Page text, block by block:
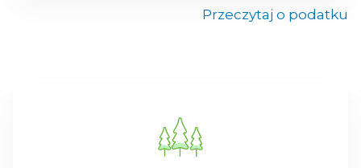
Przeczytaj o podatku